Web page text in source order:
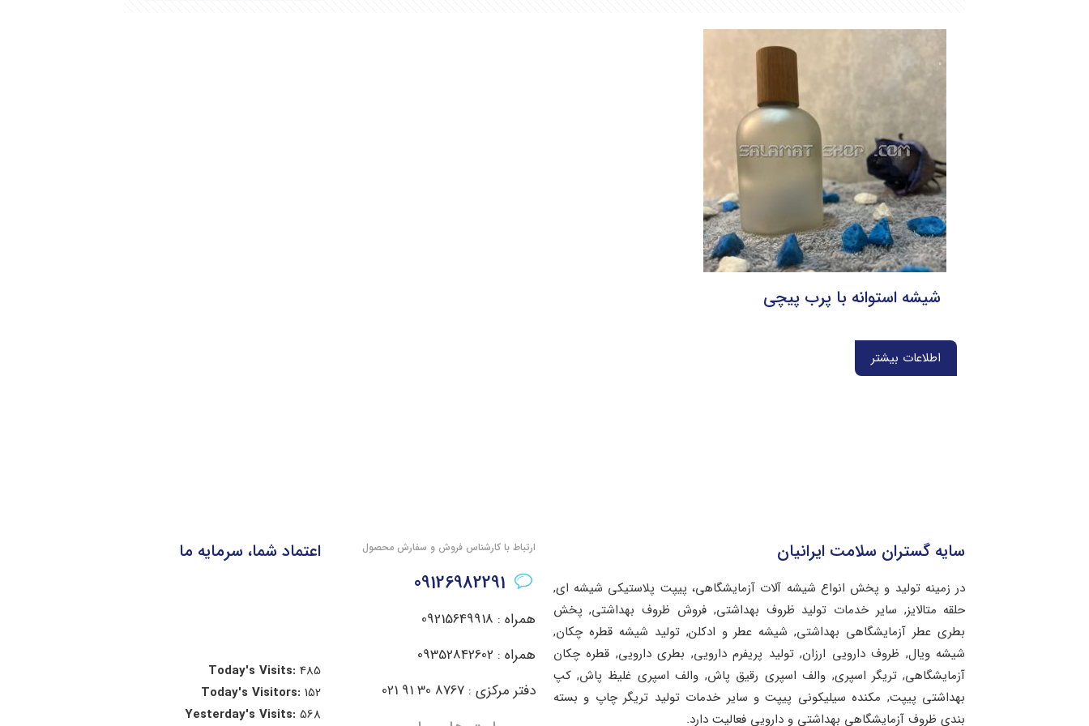
شیشه استوانه با پرب پیچی
اطلاعات بیشتر
سایه گستران سلامت ایرانیان
در زمینه تولید و پخش انواع شیشه آلات آزمایشگاهی، پیپت پلاستیکی شیشه ای,
حلقه متالایز, سایر خدمات تولید ظروف بهداشتی, فروش ظروف بهداشتی, پخش
بطری عطر آزمایشگاهی بهداشتی, شیشه عطر و ادکلن, تولید شیشه قطره چکان,
شیشه ویال, ظروف دارویی ارزان, تولید پریفرم دارویی, بطری دارویی, قطره چکان
آزمایشگاهی, تریگر اسپری, والف اسپری رقیق پاش, والف اسپری غلیظ پاش, کپ
بهداشتی پیپت, مکنده سیلیکونی پیپت و سایر خدمات تولید تریگر چاپ و بسته
بندی ظروف آزمایشگاهی بهداشتی و دارویی فعالیت دارد.
ارتباط با کارشناس فروش و سفارش محصول
همراه : 09215649918
همراه : 09352842602
دفتر مرکزی : 8767 30 91 021
اعتماد شما، سرمایه ما
Today's Visits:485
Today's Visitors:152
Yesterday's Visits:568